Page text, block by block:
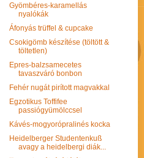
Gyömbéres-karamellás
nyalókák
Áfonyás trüffel & cupcake
Csokigömb készítése (töltött &
töltetlen)
Epres-balzsamecetes
tavaszváró bonbon
Fehér nugát pirított magvakkal
Egzotikus Toffifee
passiógyümölccsel
Kávés-mogyorópralinés kocka
Heidelberger Studentenkuß
avagy a heidelbergi diák...